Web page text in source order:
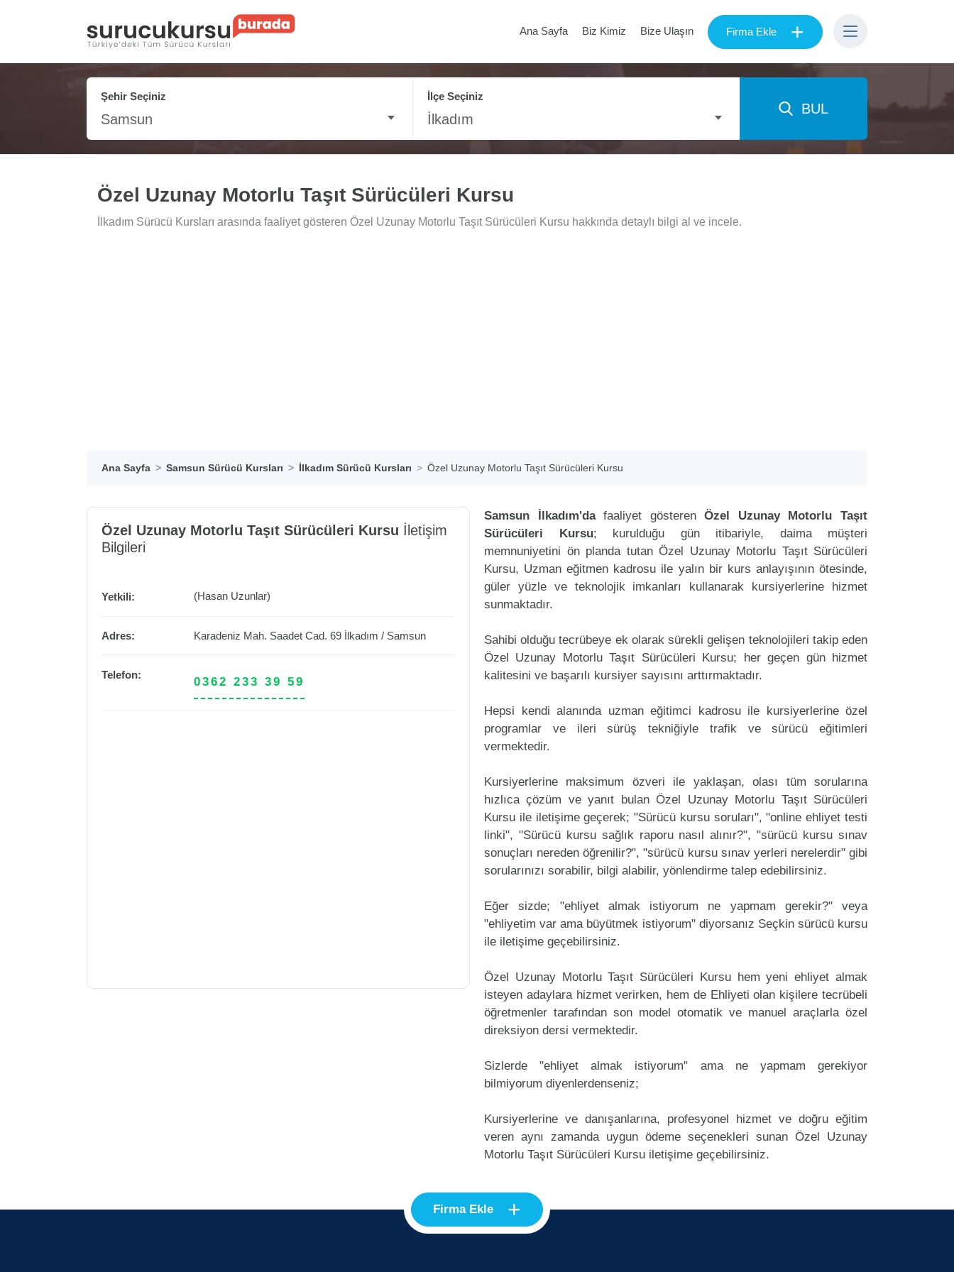
Ana Sayfa Biz Kimiz Bize Ulaşın Firma Ekle +
Şehir Seçiniz
Samsun
İlçe Seçiniz
İlkadım
BUL
Özel Uzunay Motorlu Taşıt Sürücüleri Kursu
İlkadım Sürücü Kursları arasında faaliyet gösteren Özel Uzunay Motorlu Taşıt Sürücüleri Kursu hakkında detaylı bilgi al ve incele.
Ana Sayfa Samsun Sürücü Kursları İlkadım Sürücü Kursları Özel Uzunay Motorlu Taşıt Sürücüleri Kursu
Özel Uzunay Motorlu Taşıt Sürücüleri Kursu İletişim
Bilgileri
Yetkili: (Hasan Uzunlar)
Adres: Karadeniz Mah. Saadet Cad. 69 İlkadım / Samsun
Telefon:
0362 233 39 59
Samsun İlkadım'dafaaliyet gösterenÖzel Uzunay Motorlu Taşıt
Sürücüleri Kursu; kurulduğu gün itibariyle, daima müşteri
memnuniyetini ön planda tutan Özel Uzunay Motorlu Taşıt Sürücüleri
Kursu, Uzman eğitmen kadrosu ile yalın bir kurs anlayışının ötesinde,
güler yüzle ve teknolojik imkanları kullanarak kursiyerlerine hizmet
sunmaktadır.
Sahibi olduğu tecrübeye ek olarak sürekli gelişen teknolojileri takip eden
Özel Uzunay Motorlu Taşıt Sürücüleri Kursu; her geçen gün hizmet
kalitesini ve başarılı kursiyer sayısını arttırmaktadır.
Hepsi kendi alanında uzman eğitimci kadrosu ile kursiyerlerine özel
programlar ve ileri sürüş tekniğiyle trafik ve sürücü eğitimleri
vermektedir.
Kursiyerlerine maksimum özveri ile yaklaşan, olası tüm sorularına
hızlıca çözüm ve yanıt bulan Özel Uzunay Motorlu Taşıt Sürücüleri
Kursu ile iletişime geçerek; "Sürücü kursu soruları", "online ehliyet testi
linki", "Sürücü kursu sağlık raporu nasıl alınır?", "sürücü kursu sınav
sonuçları nereden öğrenilir?", "sürücü kursu sınav yerleri nerelerdir" gibi
sorularınızı sorabilir, bilgi alabilir, yönlendirme talep edebilirsiniz.
Eğer sizde; "ehliyet almak istiyorum ne yapmam gerekir?" veya
"ehliyetim var ama büyütmek istiyorum" diyorsanız Seçkin sürücü kursu
ile iletişime geçebilirsiniz.
Özel Uzunay Motorlu Taşıt Sürücüleri Kursu hem yeni ehliyet almak
isteyen adaylara hizmet verirken, hem de Ehliyeti olan kişilere tecrübeli
öğretmenler tarafından son model otomatik ve manuel araçlarla özel
direksiyon dersi vermektedir.
Sizlerde "ehliyet almak istiyorum" ama ne yapmam gerekiyor
bilmiyorum diyenlerdenseniz;
Kursiyerlerine ve danışanlarına, profesyonel hizmet ve doğru eğitim
veren aynı zamanda uygun ödeme seçenekleri sunan Özel Uzunay
Motorlu Taşıt Sürücüleri Kursu iletişime geçebilirsiniz.
Firma Ekle +